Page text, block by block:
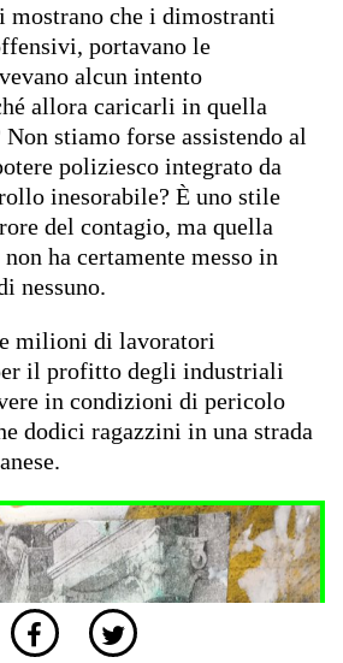
che i dimostranti
portavano le
alcun intento
allora caricarli in quella
stiamo forse assistendo al
poliziesco integrato da
inesorabile? È uno stile
del contagio, ma quella
ha certamente messo in
nessuno.
milioni di lavoratori
il profitto degli industriali
in condizioni di pericolo
dodici ragazzini in una strada